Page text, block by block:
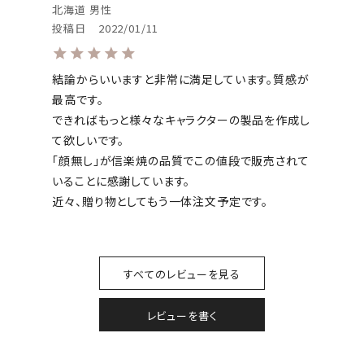
北海道 男性
投稿日
2022/01/11
結論からいいますと非常に満足しています。質感が
最高です。
できればもっと様々なキャラクターの製品を作成し
て欲しいです。
「顔無し」が信楽焼の品質でこの値段で販売されて
いることに感謝しています。
近々、贈り物としてもう一体注文予定です。
すべてのレビューを見る
レビューを書く